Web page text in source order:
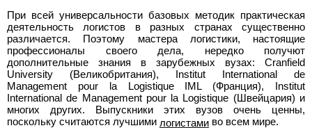
При всей универсальности базовых методик практическая
деятельность логистов в разных странах существенно
различается. Поэтому мастера логистики, настоящие
профессионалы своего дела, нередко получют
дополнительные знания в зарубежных вузах: Cranfield
University (Великобритания), Institut International de
Management pour la Logistique IML (Франция), Institut
International de Management pour la Logistique (Швейцария) и
многих других. Выпускники этих вузов очень ценны,
поскольку считаются лучшими логистами во всем мире.